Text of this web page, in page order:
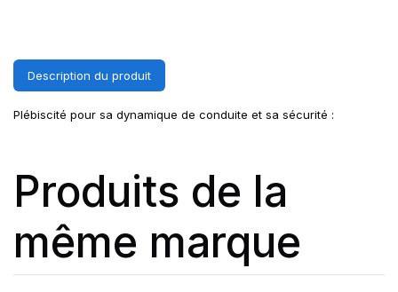
Description du produit
Plébiscité pour sa dynamique de conduite et sa sécurité :
Produits de la
même marque